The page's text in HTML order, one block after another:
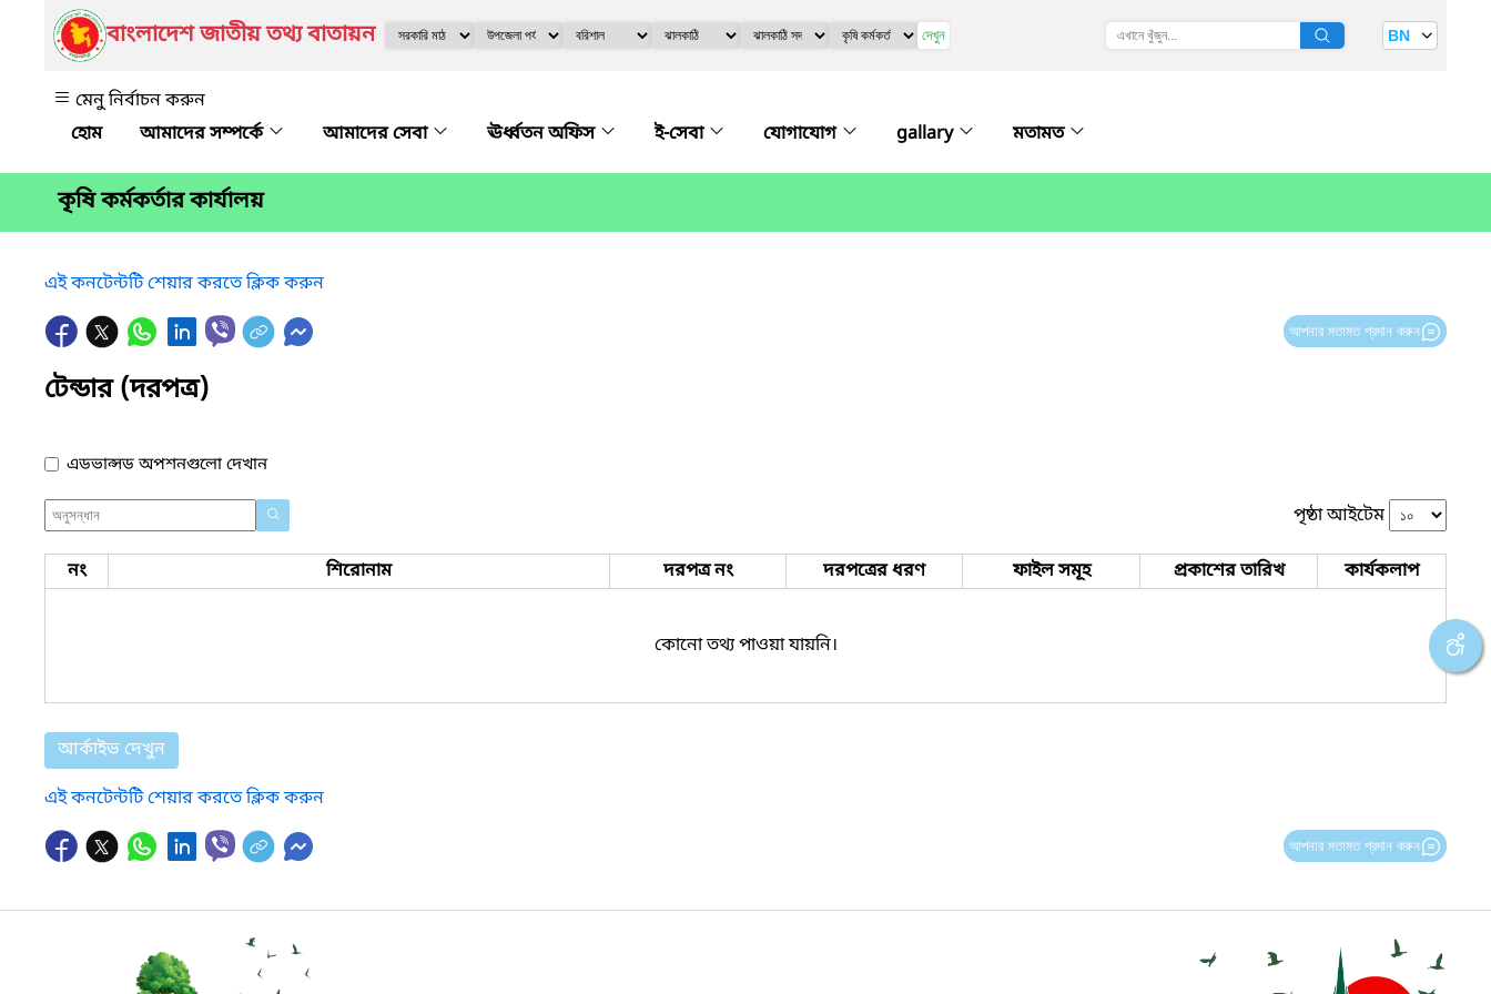
বাংলাদেশ জাতীয় তথ্য বাতায়ন দেখুন BN
মেনু নির্বাচন করুন
আমাদের সম্পর্কে
আমাদের সেবা ঊর্ধ্বতন অফিস ই-সেবা যোগাযোগ gallary মতামত
কৃষি কর্মকর্তার কার্যালয়
এই কনটেন্টটি শেয়ার করতে ক্লিক করুন
আপনার মতামত প্রদান করুন
টেন্ডার (দরপত্র)
এডভান্সড অপশনগুলো দেখান
পৃষ্ঠা আইটেম
নং শিরোনাম দরপত্র নং দরপত্রের ধরণ ফাইল সমূহ প্রকাশের তারিখ কার্যকলাপ
কোনো তথ্য পাওয়া যায়নি।
আর্কাইভ দেখুন
এই কনটেন্টটি শেয়ার করতে ক্লিক করুন
আপনার মতামত প্রদান করুন